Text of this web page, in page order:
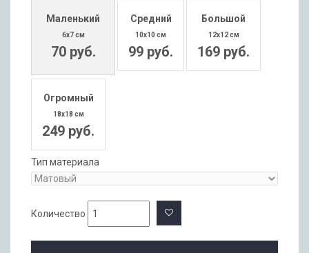
Маленький
6x7 см
70 руб.
Средний
10x10 см
99 руб.
Большой
12x12 см
169 руб.
Огромный
18x18 см
249 руб.
Тип материала
Количество